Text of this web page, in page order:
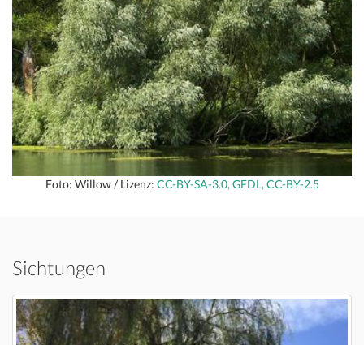
Foto: Willow / Lizenz: CC-BY-SA-3.0, GFDL, CC-BY-2.5
Sichtungen